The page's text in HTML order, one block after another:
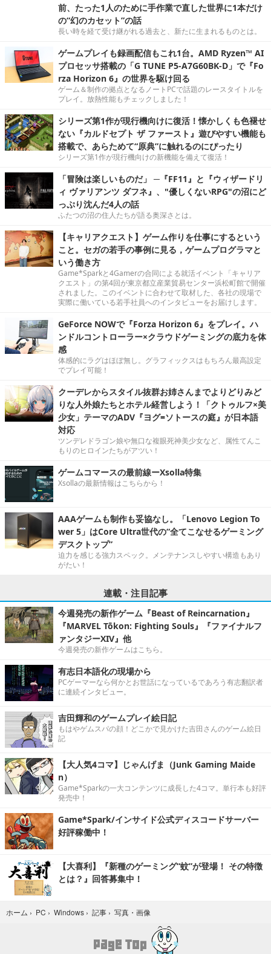
前、たった1人のために手作業で直した世界に1本だけ
の“幻のカセット”の話
長い時を経て受け継がれる過去と、新たに生まれるものとは。
ゲームプレイも録画配信もこれ1台。AMD Ryzen™ AI
プロセッサ搭載の「G TUNE P5-A7G60BK-D」で『Fo
rza Horizon 6』の世界を駆け回る
ゲーム＆制作の拠点となるノートPCで話題のレースタイトルを
プレイ。放熱性能もチェックしました！
シリーズ第1作が現行機向けに復活！懐かしくも色褪せ
ない『カルドセプト ザ ファースト』遊びやすい機能も
搭載で、あらためて“原典”に触れるのにぴったり
シリーズ第1作が現行機向けの新機能を備えて復活！
「冒険は楽しいものだ」 ─『FF11』と『ウィザードリ
ィ ヴァリアンツ ダフネ』、"優しくないRPG"の沼にど
っぷり沈んだ4人の話
ふたつの沼の住人たちが語る奥深さとは。
【キャリアクエスト】ゲーム作りを仕事にするという
こと。セガの若手の事例に見る，ゲームプログラマと
いう働き方
Game*Sparkと4Gamerの合同による就活イベント「キャリア
クエスト」の第4回が東京都立産業貿易センター浜松町館で開催
されました。このイベントに合わせて取材した、各社の現場で
実際に働いている若手社員へのインタビューをお届けします。
GeForce NOWで『Forza Horizon 6』をプレイ。ハ
ンドルコントローラー×クラウドゲーミングの底力を体
感
体感的にラグはほぼ無し。グラフィックスはもちろん最高設定
でプレイ可能！
クーデレからスタイル抜群お姉さんまでよりどりみど
りな人外娘たちとホテル経営しよう！「クトゥルフ×美
少女」テーマのADV『ヨグ=ソトースの庭』が日本語
対応
ツンデレドラゴン娘や無口な複眼死神美少女など、属性てんこ
もりのヒロインたちがアツい！
ゲームコマースの最前線ーXsolla特集
Xsollaの最新情報はこちらから！
AAAゲームも制作も妥協なし。「Lenovo Legion To
wer 5」はCore Ultra世代の“全てこなせるゲーミング
デスクトップ”
迫力を感じる強力スペック。メンテナンスしやすい構造もあり
がたい！
連載・注目記事
今週発売の新作ゲーム『Beast of Reincarnation』
『MARVEL Tōkon: Fighting Souls』『ファイナルフ
ァンタジーXIV』他
今週発売の新作ゲームはこちら。
有志日本語化の現場から
PCゲーマーなら何かとお世話になっているであろう有志翻訳者
に連続インタビュー。
吉田輝和のゲームプレイ絵日記
もはやゲムスパの顔！どこかで見かけた吉田さんのゲーム絵日
記
【大人気4コマ】じゃんげま（Junk Gaming Maide
n）
Game*Sparkの一大コンテンツに成長した4コマ。単行本も好評
発売中！
Game*Spark/インサイド公式ディスコードサーバー
好評稼働中！
【大喜利】『新種のゲーミング“蚊”が登場！ その特徴
とは？』回答募集中！
ホーム › PC › Windows › 記事 › 写真・画像